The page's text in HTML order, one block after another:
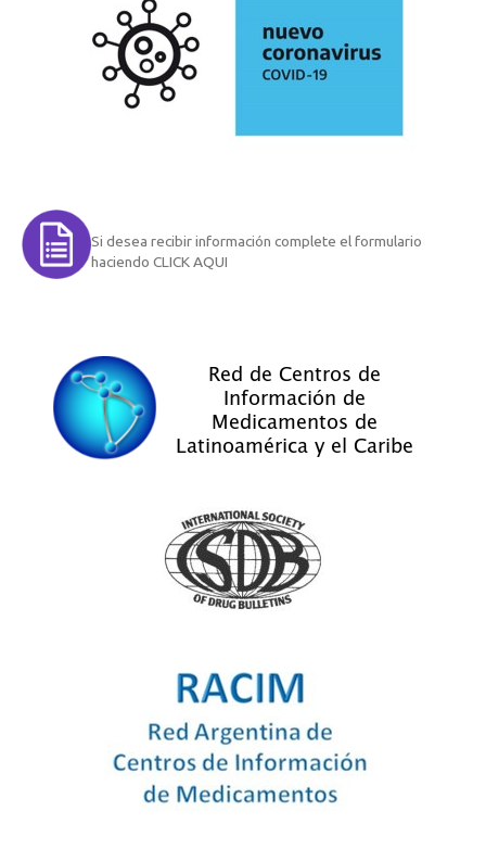
Si desea recibir información complete el formulario
haciendo CLICK AQUI